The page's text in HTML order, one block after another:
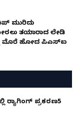
ಮುರಿದು
ತಯಾರಾದ ಲೇಡಿ
ಮೊರೆ ಹೋದ ಪಿಎಸ್ಐ
ರ‌್ಯಾಗಿಂಗ್ ಪ್ರಕರಣ5